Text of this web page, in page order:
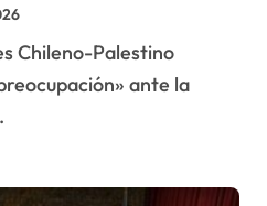
a Gaza
ante la